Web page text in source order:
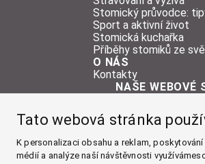
Tato webová stránka
K personalizaci obsahu a reklam,
médií a analýze naší návštěvnosti
Stomický průvodce:
Sport a aktivní život
Stomická kuchařka
Příběhy stomiků ze
O NÁS
Kontakty
NAŠE WEBOVÉ
POMŮCKY
ŽIVOT SE
O NÁS